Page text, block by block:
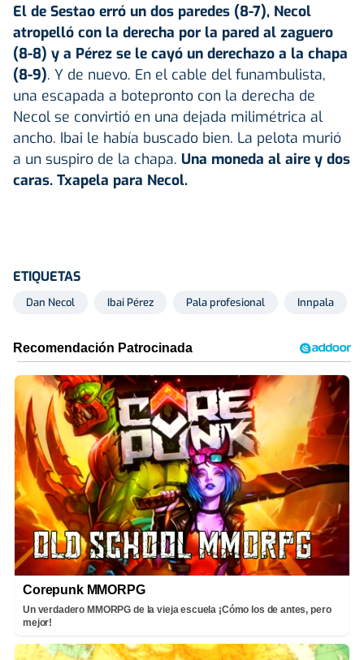
El de Sestao erró un dos paredes (8-7), Necol
atropelló con la derecha por la pared al zaguero
(8-8) y a Pérez se le cayó un derechazo a la chapa
(8-9). Y de nuevo. En el cable del funambulista,
una escapada a botepronto con la derecha de
Necol se convirtió en una dejada milimétrica al
ancho. Ibai le había buscado bien. La pelota murió
a un suspiro de la chapa. Una moneda al aire y dos
caras. Txapela para Necol.
ETIQUETAS
Dan Necol Ibai Pérez Pala profesional Innpala
Corepunk MMORPG
Un verdadero MMORPG de la vieja escuela ¡Cómo los de antes, pero
mejor!